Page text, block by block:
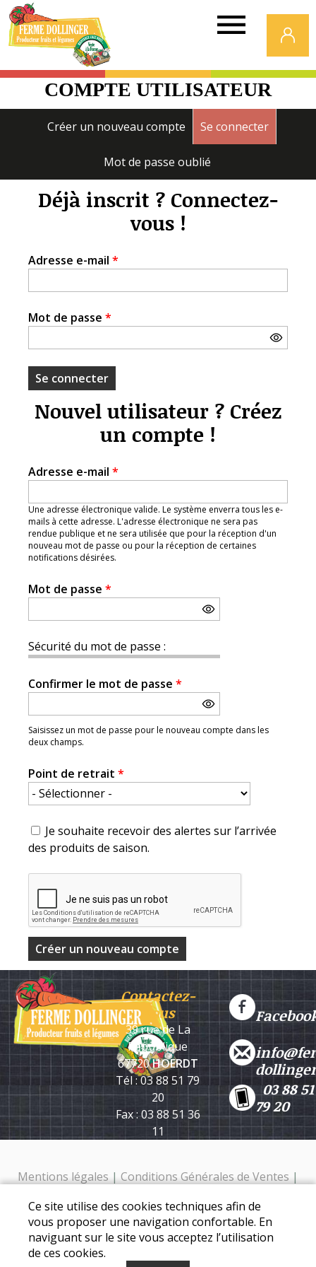
COMPTE UTILISATEUR
Onglets
principaux
Créer un nouveau compte Se connecter(onglet
Mot de passe oublié
Déjà inscrit ? Connectez-
vous !
Adresse e-mail *
Mot de passe *
Nouvel utilisateur ? Créez
un compte !
Adresse e-mail *
Une adresse électronique valide. Le système enverra tous les e-
mails à cette adresse. L'adresse électronique ne sera pas
rendue publique et ne sera utilisée que pour la réception d'un
nouveau mot de passe ou pour la réception de certaines
notifications désirées.
Mot de passe *
Sécurité du mot de passe :
Confirmer le mot de passe *
Saisissez un mot de passe pour le nouveau compte dans les
deux champs.
Point de retrait *
Je souhaite recevoir des alertes sur l’arrivée
des produits de saison.
Contactez-
nous
39 rue de La
République
67720HOERDT
Tél : 03 88 51 79
20
Fax : 03 88 51 36
11
03 88 51
79 20
Mentions légales | Conditions Générales de Ventes |
Ferme Dollinger - 39 rue de la république - 67720 Hoerdt -
Tél. : 03 88 51 79 20
Ce site utilise des cookies techniques afin de
vous proposer une navigation confortable. En
naviguant sur le site vous acceptez l’utilisation
de ces cookies.